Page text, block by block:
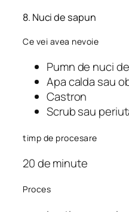
8. Nuci de sapun
Ce vei avea nevoie
Pumn de nuci
Apa calda sau
Castron
Scrub sau
timp de procesare
20 de minute
Proces